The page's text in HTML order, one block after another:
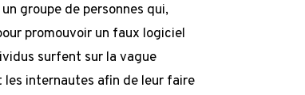
groupe de personnes qui,
promouvoir un faux logiciel
surfent sur la vague
les internautes afin de leur faire